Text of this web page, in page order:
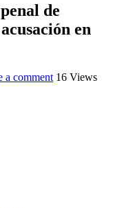
de
en
a comment 16 Views